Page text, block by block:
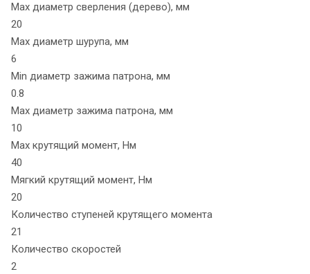
Max диаметр сверления (дерево), мм
20
Max диаметр шурупа, мм
6
Min диаметр зажима патрона, мм
0.8
Max диаметр зажима патрона, мм
10
Max крутящий момент, Нм
40
Мягкий крутящий момент, Нм
20
Количество ступеней крутящего момента
21
Количество скоростей
2